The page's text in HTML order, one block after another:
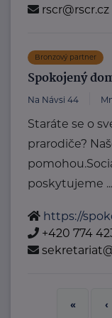
rscr@rscr.cz
Bronzový partner
Spokojený
Na Návsi 44
Staráte se o
prarodiče?
poskytujeme ...
https://
+420 774
« ‹